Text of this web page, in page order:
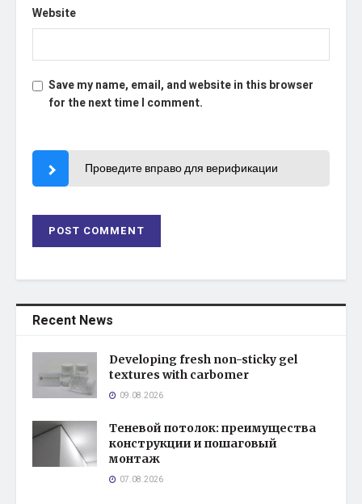
Website
Save my name, email, and website in this browser
for the next time I comment.
Проведите вправо для верификации
Recent News
Developing fresh non-sticky gel
textures with carbomer
09.08.2026
Теневой потолок: преимущества
конструкции и пошаговый
монтаж
07.08.2026